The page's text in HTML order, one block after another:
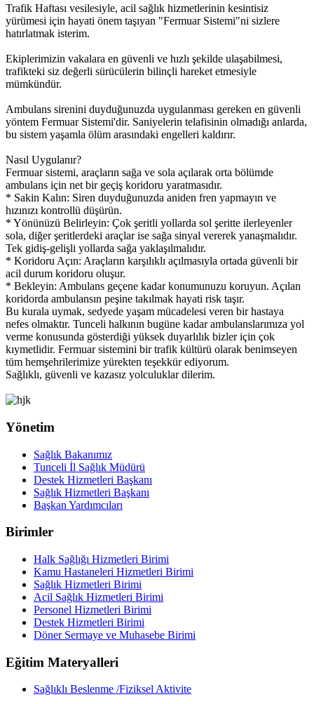
Trafik Haftası vesilesiyle, acil sağlık hizmetlerinin kesintisiz
yürümesi için hayati önem taşıyan "Fermuar Sistemi"ni sizlere
hatırlatmak isterim.
Ekiplerimizin vakalara en güvenli ve hızlı şekilde ulaşabilmesi,
trafikteki siz değerli sürücülerin bilinçli hareket etmesiyle
mümkündür.
Ambulans sirenini duyduğunuzda uygulanması gereken en güvenli
yöntem Fermuar Sistemi'dir. Saniyelerin telafisinin olmadığı anlarda,
bu sistem yaşamla ölüm arasındaki engelleri kaldırır.
Nasıl Uygulanır?
Fermuar sistemi, araçların sağa ve sola açılarak orta bölümde
ambulans için net bir geçiş koridoru yaratmasıdır.
* Sakin Kalın: Siren duyduğunuzda aniden fren yapmayın ve
hızınızı kontrollü düşürün.
* Yönünüzü Belirleyin: Çok şeritli yollarda sol şeritte ilerleyenler
sola, diğer şeritlerdeki araçlar ise sağa sinyal vererek yanaşmalıdır.
Tek gidiş-gelişli yollarda sağa yaklaşılmalıdır.
* Koridoru Açın: Araçların karşılıklı açılmasıyla ortada güvenli bir
acil durum koridoru oluşur.
* Bekleyin: Ambulans geçene kadar konumunuzu koruyun. Açılan
koridorda ambulansın peşine takılmak hayati risk taşır.
Bu kurala uymak, sedyede yaşam mücadelesi veren bir hastaya
nefes olmaktır. Tunceli halkının bugüne kadar ambulanslarımıza yol
verme konusunda gösterdiği yüksek duyarlılık bizler için çok
kıymetlidir. Fermuar sistemini bir trafik kültürü olarak benimseyen
tüm hemşehrilerimize yürekten teşekkür ediyorum.
Sağlıklı, güvenli ve kazasız yolculuklar dilerim.
Yönetim
Sağlık Bakanımız
Tunceli İl Sağlık Müdürü
Destek Hizmetleri Başkanı
Sağlık Hizmetleri Başkanı
Başkan Yardımcıları
Birimler
Halk Sağlığı Hizmetleri Birimi
Kamu Hastaneleri Hizmetleri Birimi
Sağlık Hizmetleri Birimi
Acil Sağlık Hizmetleri Birimi
Personel Hizmetleri Birimi
Destek Hizmetleri Birimi
Döner Sermaye ve Muhasebe Birimi
Eğitim Materyalleri
Sağlıklı Beslenme /Fiziksel Aktivite